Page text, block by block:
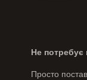
Не потребує
Просто